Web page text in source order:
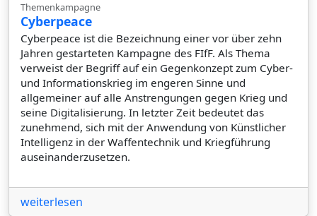
Themenkampagne
Cyberpeace
Cyberpeace ist die Bezeichnung einer vor über zehn
Jahren gestarteten Kampagne des FIfF. Als Thema
verweist der Begriff auf ein Gegenkonzept zum Cyber-
und Informationskrieg im engeren Sinne und
allgemeiner auf alle Anstrengungen gegen Krieg und
seine Digitalisierung. In letzter Zeit bedeutet das
zunehmend, sich mit der Anwendung von Künstlicher
Intelligenz in der Waffentechnik und Kriegführung
auseinanderzusetzen.
weiterlesen